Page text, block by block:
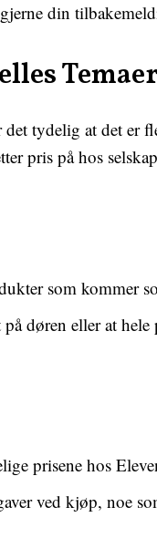
din
tydelig at det er
pris på hos
som kommer
døren eller at
prisene hos
ved kjøp, noe